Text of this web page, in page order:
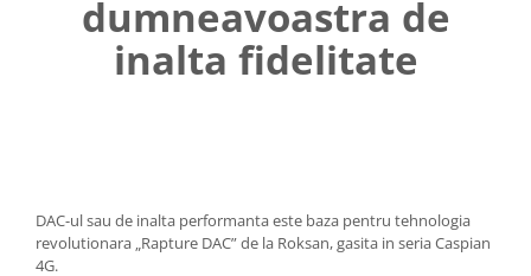
dumneavoastra de
inalta fidelitate
DAC-ul sau de inalta performanta este baza pentru tehnologia
revolutionara „Rapture DAC” de la Roksan, gasita in seria Caspian
4G.